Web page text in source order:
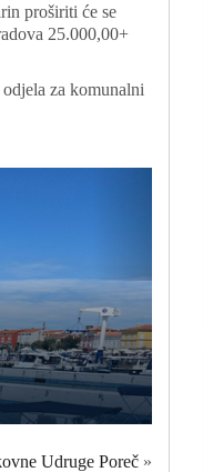
proširiti će se
25.000,00+
za komunalni
Udruge Poreč »